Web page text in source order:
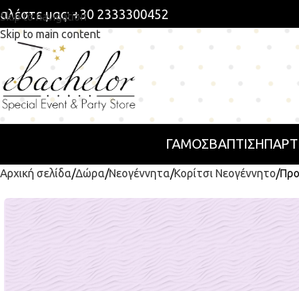
Skip to navigation
Skip to main content
μας: +30 2333300452
ΓΑΜΟΣΒΑΠΤΙΣΗ
Αρχική σελίδα Δώρα Νεογέννητα Κορίτσι Νεογέννητο